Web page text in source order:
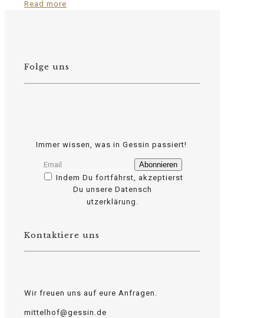
Read more
Folge uns
Immer wissen, was in Gessin passiert!
Indem Du fortfährst, akzeptierst
Du unsere Datensch
osteopathe-nyon-cabinet-monney
utzerklärung.
Kontaktiere uns
Wir freuen uns auf eure Anfragen.
mittelhof@gessin.de